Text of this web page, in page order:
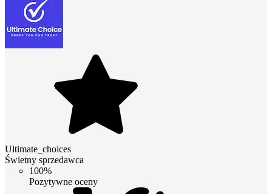
Ultimate_choices
Świetny sprzedawca
100%
Pozytywne oceny